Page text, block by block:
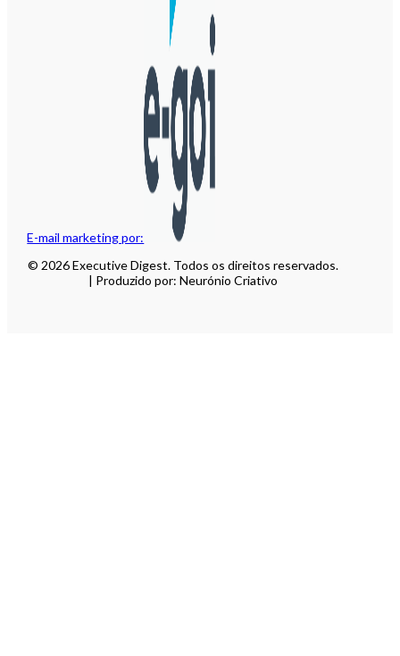
E-mail marketing por:
© 2026 Executive Digest. Todos os direitos reservados.
| Produzido por: Neurónio Criativo